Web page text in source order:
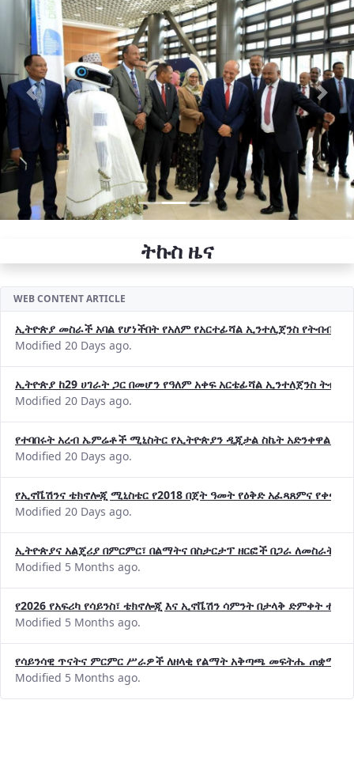
Previous Next
ትኩስ ዜና
WEB CONTENT ARTICLE
ኢትዮጵያ መስራች አባል የሆነችበት የአለም የአርተፊሻል ኢንተሊጀንስ የትብብር
Modified 20 Days ago.
ኢትዮጵያ ከ29 ሀገራት ጋር በመሆን የዓለም አቀፍ አርቴፊሻል ኢንተለጀንስ
Modified 20 Days ago.
የተባበሩት አረብ ኤምሬቶች ሚኒስትር የኢትዮጵያን ዲጂታል ስኬት አድንቀዋል
Modified 20 Days ago.
የኢኖቬሽንና ቴክኖሎጂ ሚኒስቴር የ2018 በጀት ዓመት የዕቅድ አፈጻጸምና
Modified 20 Days ago.
ኢትዮጵያና አልጄሪያ በምርምር፣ በልማትና በስታርታፕ ዘርፎች በጋራ ለመስራት
Modified 5 Months ago.
የ2026 የአፍሪካ የሳይንስ፣ ቴክኖሎጂ እና ኢኖቬሽን ሳምንት በታላቅ ድምቀት
Modified 5 Months ago.
የሳይንሳዊ ጥናትና ምርምር ሥራዎች ለዘላቂ የልማት አቅጣጫ መፍትሔ ጠቋሚ
Modified 5 Months ago.